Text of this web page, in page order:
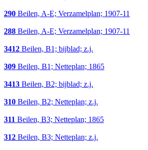
290 Beilen, A-E; Verzamelplan; 1907-11
288 Beilen, A-E; Verzamelplan; 1907-11
3412 Beilen, B1; bijblad; z.j.
309 Beilen, B1; Netteplan; 1865
3413 Beilen, B2; bijblad; z.j.
310 Beilen, B2; Netteplan; z.j.
311 Beilen, B3; Netteplan; 1865
312 Beilen, B3; Netteplan; z.j.